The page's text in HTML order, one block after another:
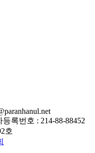
록번호 : 214-88-88452
호